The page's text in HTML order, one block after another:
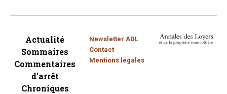
Actualité
Sommaires
Commentaires
d'arrêt
Chroniques
Newsletter ADL
Contact
Mentions légales